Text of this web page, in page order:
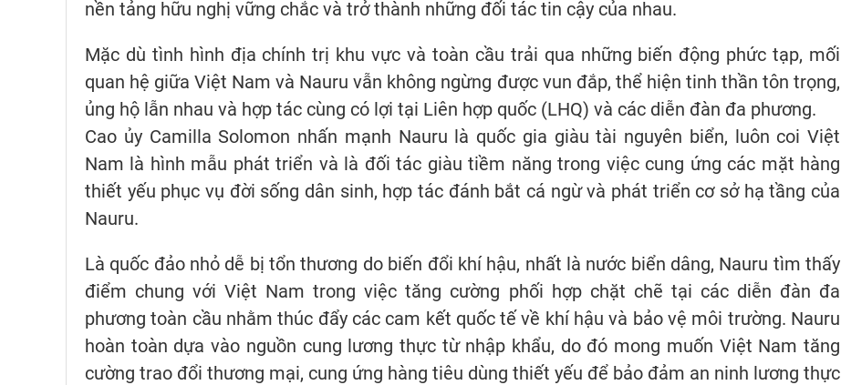
nền tảng hữu nghị vững chắc và trở thành những đối tác tin cậy của nhau.
Mặc dù tình hình địa chính trị khu vực và toàn cầu trải qua những biến động phức tạp, mối
quan hệ giữa Việt Nam và Nauru vẫn không ngừng được vun đắp, thể hiện tinh thần tôn trọng,
ủng hộ lẫn nhau và hợp tác cùng có lợi tại Liên hợp quốc (LHQ) và các diễn đàn đa phương.
Cao ủy Camilla Solomon nhấn mạnh Nauru là quốc gia giàu tài nguyên biển, luôn coi Việt
Nam là hình mẫu phát triển và là đối tác giàu tiềm năng trong việc cung ứng các mặt hàng
thiết yếu phục vụ đời sống dân sinh, hợp tác đánh bắt cá ngừ và phát triển cơ sở hạ tầng của
Nauru.
Là quốc đảo nhỏ dễ bị tổn thương do biến đổi khí hậu, nhất là nước biển dâng, Nauru tìm thấy
điểm chung với Việt Nam trong việc tăng cường phối hợp chặt chẽ tại các diễn đàn đa
phương toàn cầu nhằm thúc đẩy các cam kết quốc tế về khí hậu và bảo vệ môi trường. Nauru
hoàn toàn dựa vào nguồn cung lương thực từ nhập khẩu, do đó mong muốn Việt Nam tăng
cường trao đổi thương mại, cung ứng hàng tiêu dùng thiết yếu để bảo đảm an ninh lương thực